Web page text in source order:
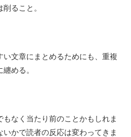
ること。
文章にまとめるためにも、重複
める。
なく当たり前のことかもしれま
かで読者の反応は変わってきま